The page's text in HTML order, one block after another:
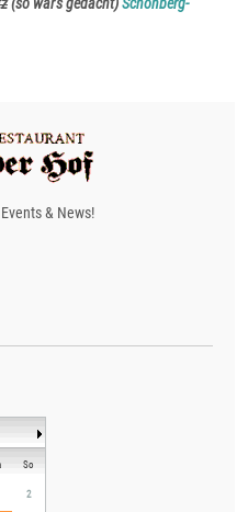
(so war's gedacht)Schönberg-
& News!
So
2